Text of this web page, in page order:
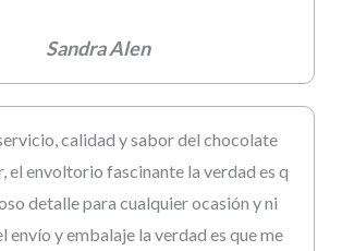
Sandra Alen
calidad y sabor del chocolate
el envoltorio fascinante la verdad es q
detalle para cualquier ocasión y ni
envío y embalaje la verdad es que me